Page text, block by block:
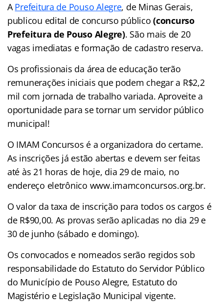
A Prefeitura de Pouso Alegre, de Minas Gerais,
publicou edital de concurso público(concurso
Prefeitura de Pouso Alegre). São mais de 20
vagas imediatas e formação de cadastro reserva.
Os profissionais da área de educação terão
remunerações iniciais que podem chegar a R$2,2
mil com jornada de trabalho variada. Aproveite a
oportunidade para se tornar um servidor público
municipal!
O IMAM Concursos é a organizadora do certame.
As inscrições já estão abertas e devem ser feitas
até às 21 horas de hoje, dia 29 de maio, no
endereço eletrônico www.imamconcursos.org.br.
O valor da taxa de inscrição para todos os cargos é
de R$90,00. As provas serão aplicadas no dia 29 e
30 de junho (sábado e domingo).
Os convocados e nomeados serão regidos sob
responsabilidade do Estatuto do Servidor Público
do Município de Pouso Alegre, Estatuto do
Magistério e Legislação Municipal vigente.